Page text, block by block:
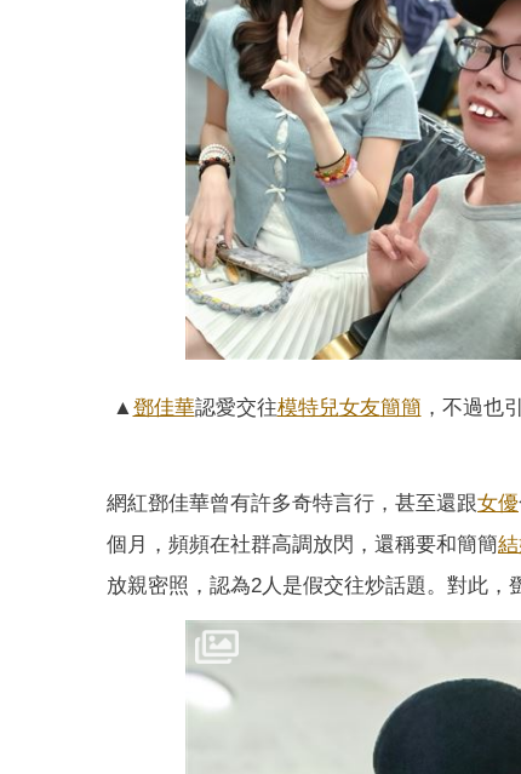
▲鄧佳華認愛交往模特兒女友簡簡 ，不過也
網紅鄧佳華曾有許多奇特言行，甚至還跟女優
個月，頻頻在社群高調放閃，還稱要和簡簡
放親密照，認為2人是假交往炒話題。對此，